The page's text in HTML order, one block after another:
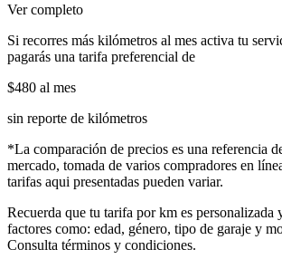
Ver completo
Si recorres más kilómetros al mes activa tu
pagarás una tarifa preferencial de
$480 al mes
sin reporte de kilómetros
*La comparación de precios es una referencia
mercado, tomada de varios compradores en
tarifas aqui presentadas pueden variar.
Recuerda que tu tarifa por km es personalizada
factores como: edad, género, tipo de garaje y
Consulta términos y condiciones.